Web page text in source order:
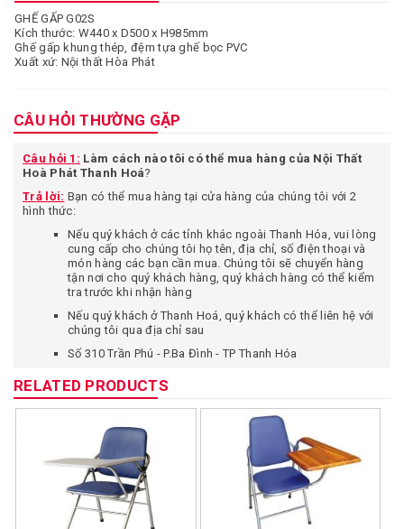
GHẾ GẤP G02S
Kích thước: W440 x D500 x H985mm
Ghế gấp khung thép, đệm tựa ghế bọc PVC
Xuất xứ: Nội thất Hòa Phát
CÂU HỎI THƯỜNG GẶP
Câu hỏi 1: Làm cách nào tôi có thể mua hàng của Nội Thất
Hoà Phát Thanh Hoá?
Trả lời: Bạn có thể mua hàng tại cửa hàng của chúng tôi với 2
hình thức:
Nếu quý khách ở các tỉnh khác ngoài Thanh Hóa, vui lòng
cung cấp cho chúng tôi họ tên, địa chỉ, số điện thoại và
món hàng các bạn cần mua. Chúng tôi sẽ chuyển hàng
tận nơi cho quý khách hàng, quý khách hàng có thể kiểm
tra trước khi nhận hàng
Nếu quý khách ở Thanh Hoá, quý khách có thể liên hệ với
chúng tôi qua địa chỉ sau
Số 310 Trần Phú - P.Ba Đình - TP Thanh Hóa
không, có sợ khi nhận hàng không đúng với mô tả trên website
không?
Bạn có quyền được yên tâm khi mua hàng tại cửa hàng
chúng tôi vì một số lý do:
Bạn chỉ thanh toán tiền sau khi đã kiểm tra hàng thật kỹ,
yêu cầu nhân viên chuyển phát nhanh cho kiểm tra hàng.
Chúng tôi cam kết bán hàng đúng theo mô tả trên web,
hình ảnh sản phẩm giao cho quý khách hàng giống hình
RELATED PRODUCTS